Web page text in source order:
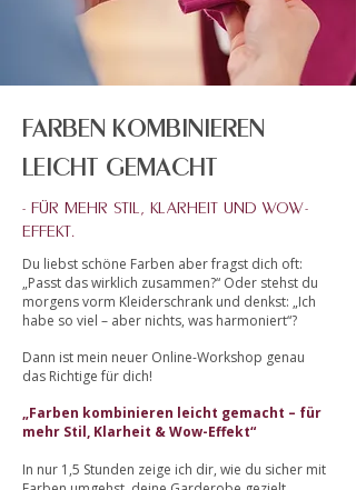
FARBEN KOMBINIEREN
LEICHT GEMACHT
- FÜR MEHR STIL, KLARHEIT UND WOW-
EFFEKT.
Du liebst schöne Farben aber fragst dich oft:
„Passt das wirklich zusammen?“ Oder stehst du
morgens vorm Kleiderschrank und denkst: „Ich
habe so viel – aber nichts, was harmoniert“?
Dann ist mein neuer Online-Workshop genau
das Richtige für dich!
„Farben kombinieren leicht gemacht – für
mehr Stil, Klarheit & Wow-Effekt“
In nur 1,5 Stunden zeige ich dir, wie du sicher mit